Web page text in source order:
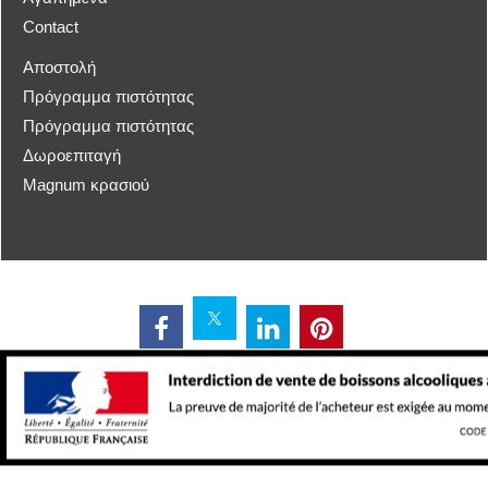
Contact
Αποστολή
Πρόγραμμα πιστότητας
Πρόγραμμα πιστότητας
Δωροεπιταγή
Magnum κρασιού